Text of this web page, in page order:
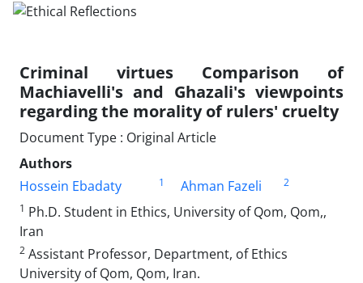
Criminal virtues Comparison of
Machiavelli's and Ghazali's viewpoints
regarding the morality of rulers' cruelty
Document Type : Original Article
Authors
Hossein Ebadaty
1 Ahman Fazeli
2
1 Ph.D. Student in Ethics, University of Qom, Qom,,
Iran
2 Assistant Professor, Department, of Ethics
University of Qom, Qom, Iran.